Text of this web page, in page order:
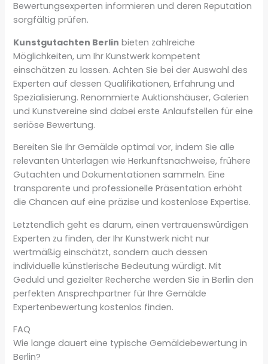
Bewertungsexperten informieren und deren Reputation
sorgfältig prüfen.
Kunstgutachten Berlin bieten zahlreiche
Möglichkeiten, um Ihr Kunstwerk kompetent
einschätzen zu lassen. Achten Sie bei der Auswahl des
Experten auf dessen Qualifikationen, Erfahrung und
Spezialisierung. Renommierte Auktionshäuser, Galerien
und Kunstvereine sind dabei erste Anlaufstellen für eine
seriöse Bewertung.
Bereiten Sie Ihr Gemälde optimal vor, indem Sie alle
relevanten Unterlagen wie Herkunftsnachweise, frühere
Gutachten und Dokumentationen sammeln. Eine
transparente und professionelle Präsentation erhöht
die Chancen auf eine präzise und kostenlose Expertise.
Letztendlich geht es darum, einen vertrauenswürdigen
Experten zu finden, der Ihr Kunstwerk nicht nur
wertmäßig einschätzt, sondern auch dessen
individuelle künstlerische Bedeutung würdigt. Mit
Geduld und gezielter Recherche werden Sie in Berlin den
perfekten Ansprechpartner für Ihre Gemälde
Expertenbewertung kostenlos finden.
FAQ
Wie lange dauert eine typische Gemäldebewertung in
Berlin?